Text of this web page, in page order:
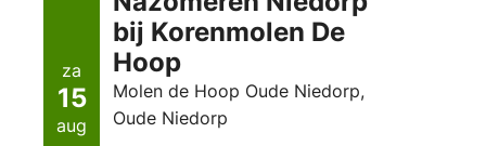
za
15
aug
bij Korenmolen De
Hoop
Molen de Hoop Oude Niedorp,
Oude Niedorp